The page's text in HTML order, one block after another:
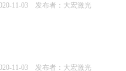
11-03 发布者：大宏激光
11-03 发布者：大宏激光